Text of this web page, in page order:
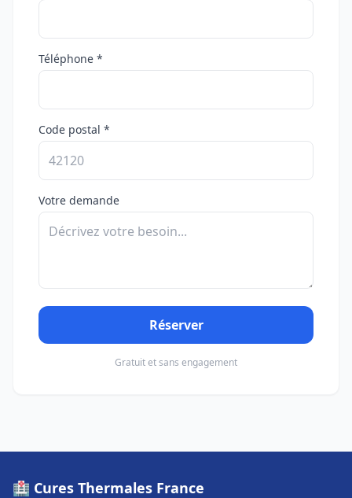
Téléphone *
Code postal *
Votre demande
Réserver
Gratuit et sans engagement
🏥 Cures Thermales France